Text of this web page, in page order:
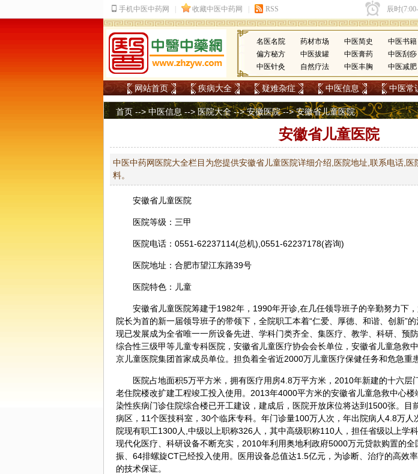
名医名院 药材市场 中医简史 中医书籍
偏方秘方
中医拔罐 中医膏药 中医刮痧
中医针灸
自然疗法 中医丰胸 中医减肥
网站首页 疾病大全 疑难杂症 中医信息 中医常
首页 -->中医信息 -->医院大全-->安徽医院--> 安徽省儿童医院
安徽省儿童医院
中医中药网医院大全栏目为您提供安徽省儿童医院详细介绍,医院地址,联系电话,
料。
安徽省儿童医院
医院等级：三甲
医院电话：0551-62237114(总机),0551-62237178(咨询)
医院地址：合肥市望江东路39号
医院特色：儿童
安徽省儿童医院筹建于1982年，1990年开诊,在几任领导班子的辛勤努力下
院长为首的新一届领导班子的带领下，全院职工本着“仁爱、厚德、和谐、创新”
现已发展成为全省唯一一所设备先进、学科门类齐全、集医疗、教学、科研、预防
综合性三级甲等儿童专科医院，安徽省儿童医疗协会会长单位，安徽省儿童急救
京儿童医院集团首家成员单位。担负着全省近2000万儿童医疗保健任务和危急重
医院占地面积5万平方米，拥有医疗用房4.8万平方米，2010年新建的十六层
老住院楼改扩建工程竣工投入使用。2013年4000平方米的安徽省儿童急救中心
染性疾病门诊住院综合楼已开工建设，建成后，医院开放床位将达到1500张。目
病区，11个医技科室，30个临床专科。年门诊量100万人次，年出院病人4.8万
院现有职工1300人,中级以上职称326人，其中高级职称110人，担任省级以上学
现代化医疗、科研设备不断充实，2010年利用奥地利政府5000万元贷款购置的
振、64排螺旋CT已经投入使用。医用设备总值达1.5亿元，为诊断 、治疗的高效
的技术保证。